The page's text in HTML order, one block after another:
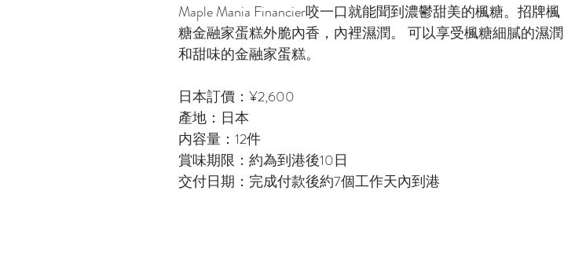
Maple Mania Financier咬一口就能聞到濃鬱甜美的楓糖。招牌楓
糖金融家蛋糕外脆內香，內裡濕潤。 可以享受楓糖細膩的濕潤
和甜味的金融家蛋糕。
日本訂價：¥2,600
產地：日本
内容量：12件
賞味期限：約為到港後10日
交付日期：完成付款後約7個工作天內到港